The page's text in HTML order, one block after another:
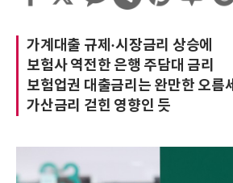
가계대출 규제·시장금리 상승에
보험사 역전한 은행 주담대 금리
보험업권 대출금리는 완만한 오름세
가산금리 걷힌 영향인 듯